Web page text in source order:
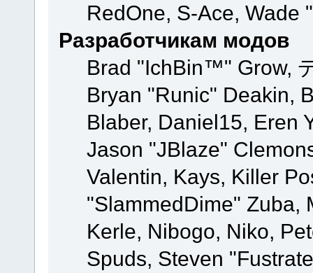
RedOne, S-Ace,
Разработчикам модов
Brad "IchBin™" Grow,
Bryan "Runic" Deakin,
Blaber, Daniel15, Eren
Jason "JBlaze"
Valentin, Kays, Killer
"SlammedDime" Zuba,
Kerle, Nibogo, Niko,
Spuds, Steven